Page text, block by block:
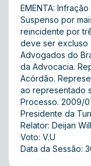
EMENTA:
Suspenso por
reincidente por
deve ser excluso
Advogados do
da Advocacia.
Acórdão.
ao representado
Processo. 2009/
Presidente da
Relator: Deijan
Voto: V.U
Data da Sessão: